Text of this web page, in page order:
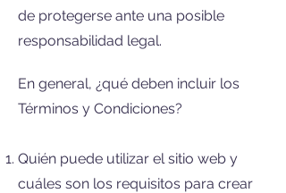
de protegerse ante una posible
responsabilidad legal.
En general, ¿qué deben incluir los
Términos y Condiciones?
Quién puede utilizar el sitio web y
cuáles son los requisitos para crear